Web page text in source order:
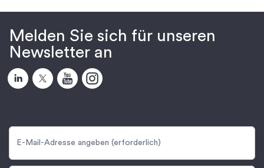
Melden Sie sich für unseren
Newsletter an